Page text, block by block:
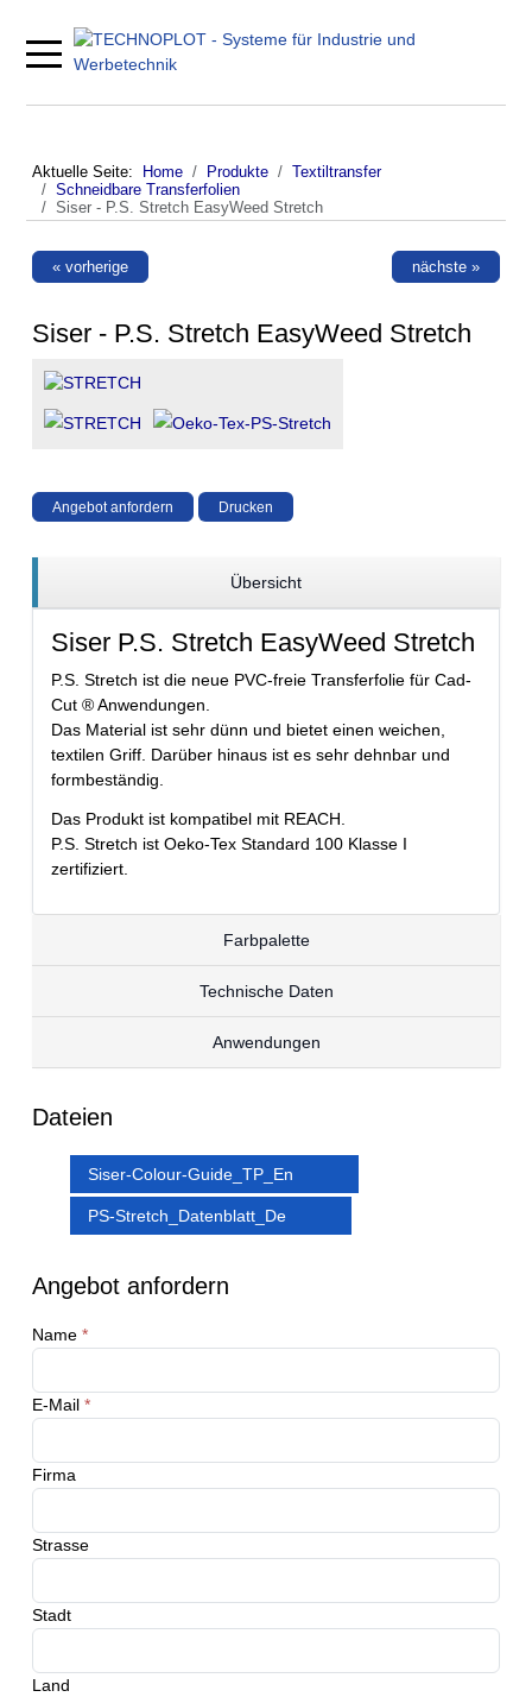
Mobile Menu Toggle
Aktuelle Seite: Home Produkte
Textiltransfer
Schneidbare Transferfolien
Siser - P.S. Stretch EasyWeed Stretch
« vorherige nächste »
Siser - P.S. Stretch EasyWeed Stretch
Angebot anfordern Drucken
Übersicht
Siser P.S. Stretch EasyWeed Stretch
P.S. Stretch ist die neue PVC-freie Transferfolie für Cad-
Cut ® Anwendungen.
Das Material ist sehr dünn und bietet einen weichen,
textilen Griff. Darüber hinaus ist es sehr dehnbar und
formbeständig.
Das Produkt ist kompatibel mit REACH.
P.S. Stretch ist Oeko-Tex Standard 100 Klasse I
zertifiziert.
Farbpalette
Technische Daten
Anwendungen
Dateien
Siser-Colour-Guide_TP_En
PS-Stretch_Datenblatt_De
Angebot anfordern
Name *
E-Mail *
Firma
Strasse
Stadt
Land